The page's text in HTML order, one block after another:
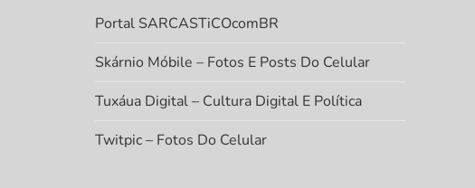
Portal SARCASTiCOcomBR
Skárnio Móbile – Fotos E Posts Do Celular
Tuxáua Digital – Cultura Digital E Política
Twitpic – Fotos Do Celular